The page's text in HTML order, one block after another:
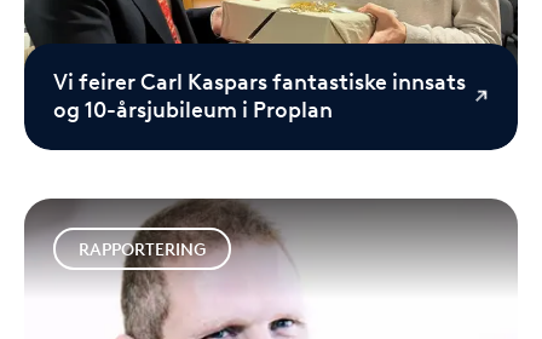
Vi feirer Carl Kaspars fantastiske innsats
og 10-årsjubileum i Proplan
RAPPORTERING